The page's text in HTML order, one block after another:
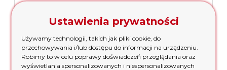
Ustawienia prywatności
Używamy technologii, takich jak pliki cookie, do
przechowywania i/lub dostępu do informacji na urządzeniu.
Robimy to w celu poprawy doświadczeń przeglądania oraz
wyświetlania spersonalizowanych i niespersonalizowanych